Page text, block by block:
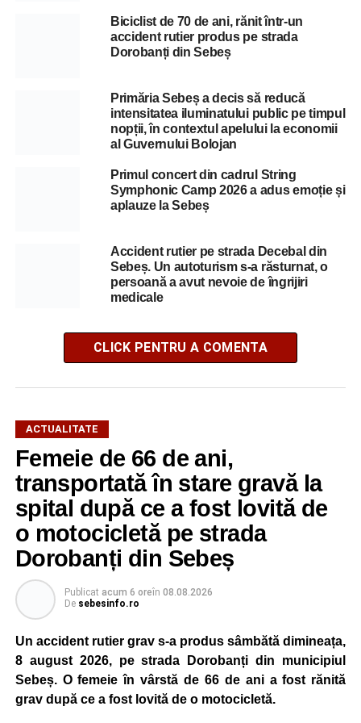
Biciclist de 70 de ani, rănit într-un
accident rutier produs pe strada
Dorobanți din Sebeș
Primăria Sebeș a decis să reducă
intensitatea iluminatului public pe timpul
nopții, în contextul apelului la economii
al Guvernului Bolojan
Primul concert din cadrul String
Symphonic Camp 2026 a adus emoție și
aplauze la Sebeș
Accident rutier pe strada Decebal din
Sebeș. Un autoturism s-a răsturnat, o
persoană a avut nevoie de îngrijiri
medicale
CLICK PENTRU A COMENTA
ACTUALITATE
Femeie de 66 de ani,
transportată în stare gravă la
spital după ce a fost lovită de
o motocicletă pe strada
Dorobanți din Sebeș
Publicat acum 6 oreîn 08.08.2026
De sebesinfo.ro
Un accident rutier grav s-a produs sâmbătă dimineața,
8 august 2026, pe strada Dorobanți din municipiul
Sebeș. O femeie în vârstă de 66 de ani a fost rănită
grav după ce a fost lovită de o motocicletă.